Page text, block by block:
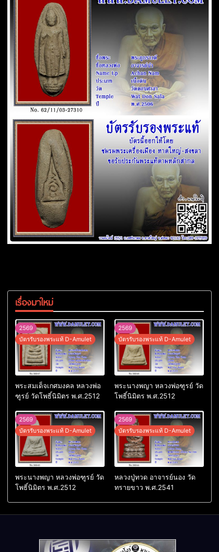
เรื่องมาใหม่
2569
บัตรรับรองพระแท้ D-Amulet
พระสมเด็จเกศมงคล หลวงพ่อ
ฑูรย์ วัดโพธิ์นิมิตร พ.ศ.2512
2569
บัตรรับรองพระแท้ D-Amulet
พระนางพญา หลวงพ่อฑูรย์ วัด
โพธิ์นิมิตร พ.ศ.2512
2569
บัตรรับรองพระแท้ D-Amulet
พระนางพญา หลวงพ่อฑูรย์ วัด
โพธิ์นิมิตร พ.ศ.2512
2569
บัตรรับรองพระแท้ D-Amulet
หลวงปู่ทวด อาจารย์นอง วัด
ทรายขาว พ.ศ.2541